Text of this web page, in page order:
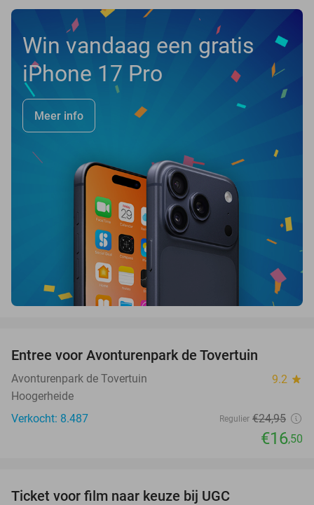
Win vandaag een gratis
iPhone 17 Pro
Meer info
Entree voor Avonturenpark de Tovertuin
Avonturenpark de Tovertuin 9.2 star
Hoogerheide
Verkocht: 8.487
Regulier €24,95
€16,50
Ticket voor film naar keuze bij UGC